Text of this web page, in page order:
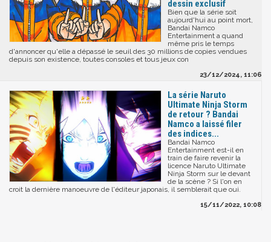
dessin exclusif
Bien que la série soit
aujourd'hui au point mort,
Bandai Namco
Entertainment a quand
même pris le temps
d'annoncer qu'elle a dépassé le seuil des 30 millions de copies vendues
depuis son existence, toutes consoles et tous jeux con
23/12/2024, 11:06
La série Naruto
Ultimate Ninja Storm
de retour ? Bandai
Namco a laissé filer
des indices...
Bandai Namco
Entertainment est-il en
train de faire revenir la
licence Naruto Ultimate
Ninja Storm sur le devant
de la scène ? Si l'on en
croit la dernière manoeuvre de l'éditeur japonais, il semblerait que oui.
15/11/2022, 10:08